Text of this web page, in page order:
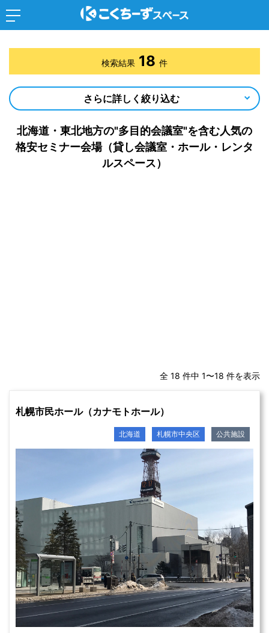
北海道・東北地方の"多目的会議室"を含む人気の
格安セミナー会場（貸し会議室・ホール・レンタ
ルスペース）
全 18 件中 1〜18 件を表示
札幌市民ホール（カナモトホール）
北海道 札幌市中央区 公共施設
検索結果 18 件
さらに詳しく絞り込む